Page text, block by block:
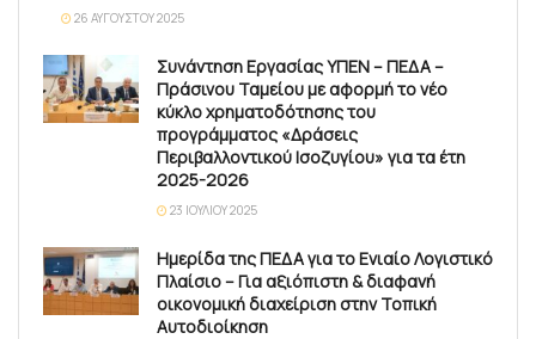
26 ΑΥΓΟΎΣΤΟΥ 2025
Συνάντηση Εργασίας ΥΠΕΝ – ΠΕΔΑ –
Πράσινου Ταμείου με αφορμή το νέο
κύκλο χρηματοδότησης του
προγράμματος «Δράσεις
Περιβαλλοντικού Ισοζυγίου» για τα έτη
2025-2026
23 ΙΟΥΛΊΟΥ 2025
Ημερίδα της ΠΕΔΑ για το Ενιαίο Λογιστικό
Πλαίσιο – Για αξιόπιστη & διαφανή
οικονομική διαχείριση στην Τοπική
Αυτοδιοίκηση